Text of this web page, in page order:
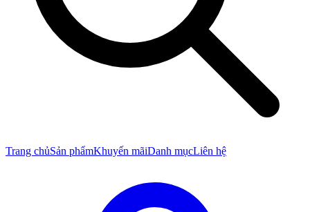
Trang chủSản phẩmKhuyến mãiDanh mụcLiên hệ